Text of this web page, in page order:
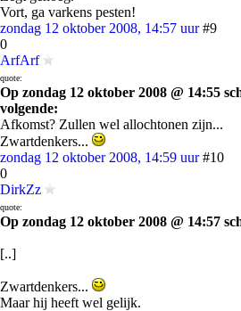
Vort, ga varkens pesten!
zondag 12 oktober 2008, 14:57 uur #9
0
ArfArf
quote:
Op zondag 12 oktober 2008 @ 14:55
volgende:
Afkomst? Zullen wel allochtonen zijn...
Zwartdenkers...
zondag 12 oktober 2008, 14:59 uur #10
0
DirkZz
quote:
Op zondag 12 oktober 2008 @ 14:57
[..]
Zwartdenkers...
Maar hij heeft wel gelijk.